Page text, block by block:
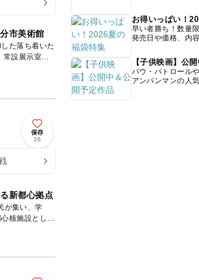
市美術館
た落ち着いた
常設展示室
保存
16
新都心拠点
が集い、学
核施設とし
お得いっぱい！
早い者勝ち！数量
発売日や価格、内
【子供映画】公
パウ・パトロールや
アンパンマンの人